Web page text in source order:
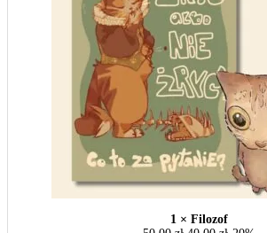
1 × Filozof